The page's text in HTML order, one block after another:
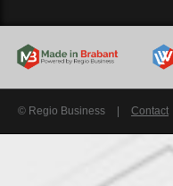
© Regio Business Contact